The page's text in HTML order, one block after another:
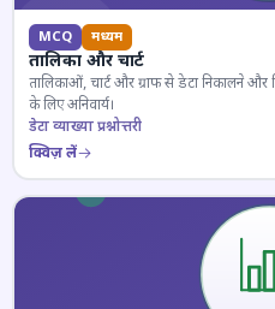
MCQ मध्यम
तालिका और चार्ट
तालिकाओं, चार्ट और ग्राफ से डेटा निकालने और
के लिए अनिवार्य।
डेटा व्याख्या प्रश्नोत्तरी
क्विज़ लें